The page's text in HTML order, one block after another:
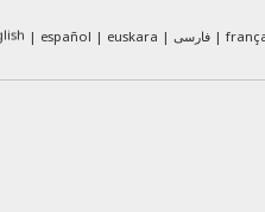
español euskara فارسی